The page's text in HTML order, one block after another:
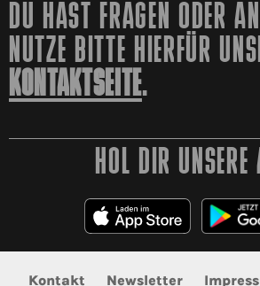
DU HAST FRAGEN ODER
NUTZE BITTE HIERFÜR
KONTAKTSEITE.
HOL DIR
Kontakt Newsletter